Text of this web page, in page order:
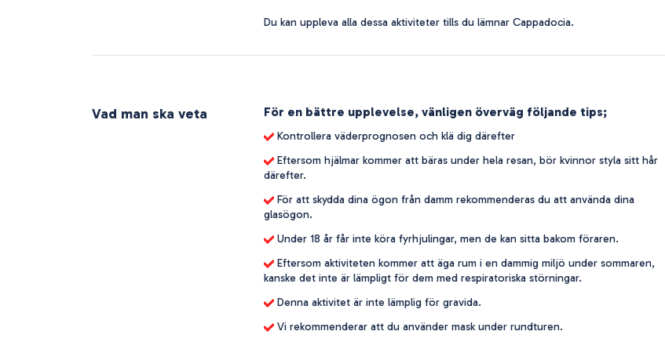
Du kan uppleva alla dessa aktiviteter tills du lämnar Cappadocia.
Vad man ska veta För en bättre upplevelse, vänligen överväg följande tips;
Kontrollera väderprognosen och klä dig därefter
Eftersom hjälmar kommer att bäras under hela resan, bör kvinnor styla sitt hår
därefter.
För att skydda dina ögon från damm rekommenderas du att använda dina
glasögon.
Under 18 år får inte köra fyrhjulingar, men de kan sitta bakom föraren.
Eftersom aktiviteten kommer att äga rum i en dammig miljö under sommaren,
kanske det inte är lämpligt för dem med respiratoriska störningar.
Denna aktivitet är inte lämplig för gravida.
Vi rekommenderar att du använder mask under rundturen.